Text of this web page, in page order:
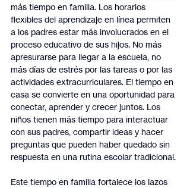
más tiempo en familia. Los horarios
flexibles del aprendizaje en línea permiten
a los padres estar más involucrados en el
proceso educativo de sus hijos. No más
apresurarse para llegar a la escuela, no
más días de estrés por las tareas o por las
actividades extracurriculares. El tiempo en
casa se convierte en una oportunidad para
conectar, aprender y crecer juntos. Los
niños tienen más tiempo para interactuar
con sus padres, compartir ideas y hacer
preguntas que pueden haber quedado sin
respuesta en una rutina escolar tradicional.
Este tiempo en familia fortalece los lazos